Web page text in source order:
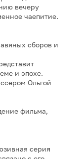
вечеру
чаепитие.
сборов и
и эпохе.
Ольгой
фильма,
серия